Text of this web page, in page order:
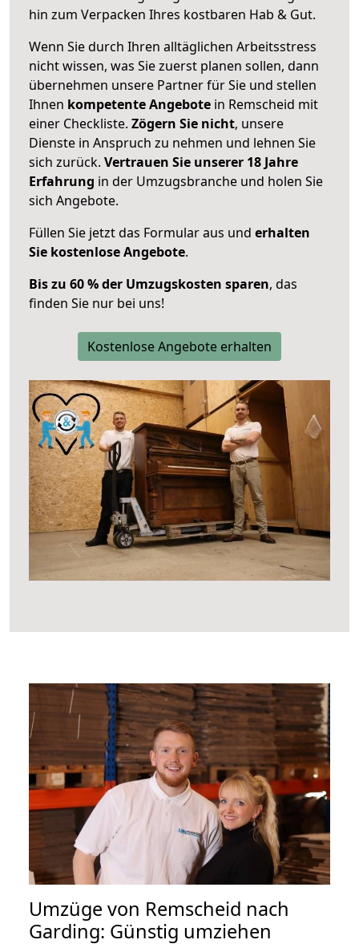
hin zum Verpacken Ihres kostbaren Hab & Gut.
Wenn Sie durch Ihren alltäglichen Arbeitsstress
nicht wissen, was Sie zuerst planen sollen, dann
übernehmen unsere Partner für Sie und stellen
Ihnen kompetente Angebote in Remscheid mit
einer Checkliste. Zögern Sie nicht, unsere
Dienste in Anspruch zu nehmen und lehnen Sie
sich zurück. Vertrauen Sie unserer 18 Jahre
Erfahrung in der Umzugsbranche und holen Sie
sich Angebote.
Füllen Sie jetzt das Formular aus und erhalten
Sie kostenlose Angebote.
Bis zu 60 % der Umzugskosten sparen, das
finden Sie nur bei uns!
Kostenlose Angebote erhalten
Umzüge von Remscheid nach
Garding: Günstig umziehen